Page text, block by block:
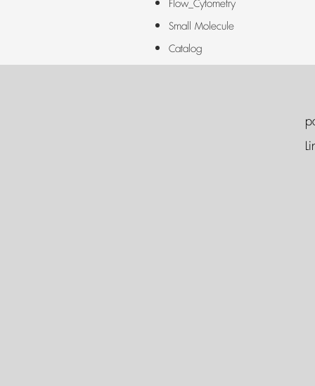
Flow_Cytometry
Small Molecule
Catalog